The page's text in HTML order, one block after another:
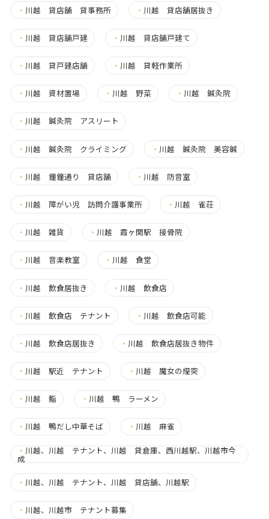
・ 川越 貸店舗 貸事務所 ・ 川越 貸店舗居抜き
・ 川越 貸店舗戸建 ・ 川越 貸店舗戸建て
・ 川越 貸戸建店舗 ・ 川越 貸軽作業所
・ 川越 資材置場 ・ 川越 野菜 ・ 川越 鍼灸院
・ 川越 鍼灸院 アスリート
・ 川越 鍼灸院 クライミング ・ 川越 鍼灸院 美容鍼
・ 川越 鐘鐘通り 貸店舗 ・ 川越 防音室
・ 川越 障がい児 訪問介護事業所 ・ 川越 雀荘
・ 川越 雑貨 ・ 川越 霞ヶ関駅 接骨院
・ 川越 音楽教室 ・ 川越 食堂
・ 川越 飲食居抜き ・ 川越 飲食店
・ 川越 飲食店 テナント ・ 川越 飲食店可能
・ 川越 飲食店居抜き ・ 川越 飲食店居抜き物件
・ 川越 駅近 テナント ・ 川越 魔女の煙突
・ 川越 鮨 ・ 川越 鴨 ラーメン
・ 川越 鴨だし中華そば ・ 川越 麻雀
・ 川越、川越 テナント、川越 貸倉庫、西川越駅、川越市今
成
・ 川越、川越 テナント、川越 貸店舗、川越駅
・ 川越、川越市 テナント募集